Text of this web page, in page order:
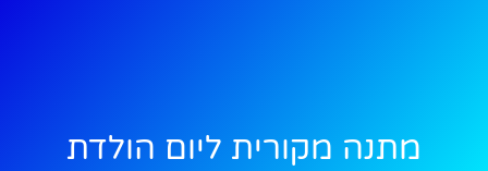
מתנה מקורית ליום הולדת